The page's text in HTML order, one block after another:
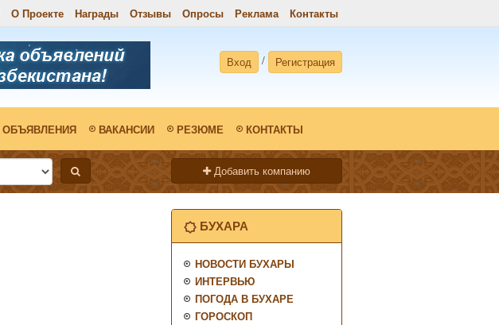
О Проекте Награды Отзывы Опросы Реклама Контакты
Вход / Регистрация
ОБЪЯВЛЕНИЯ ВАКАНСИИ РЕЗЮМЕ КОНТАКТЫ
Добавить компанию
БУХАРА
НОВОСТИ БУХАРЫ
ИНТЕРВЬЮ
ПОГОДА В БУХАРЕ
ГОРОСКОП